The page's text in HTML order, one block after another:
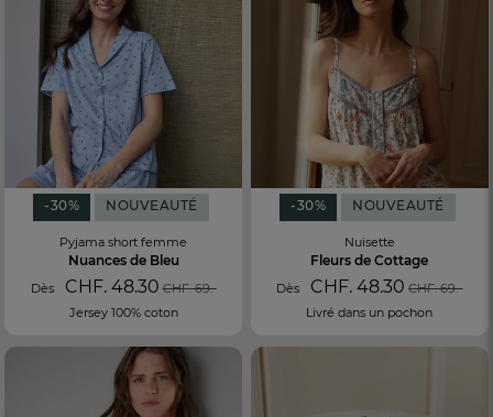
-30% NOUVEAUTÉ
Pyjama short femme
Nuances de Bleu
Dès CHF. 48.30 CHF. 69.-
Jersey 100% coton
-30% NOUVEAUTÉ
Nuisette
Fleurs de Cottage
Dès CHF. 48.30 CHF. 69.-
Livré dans un pochon